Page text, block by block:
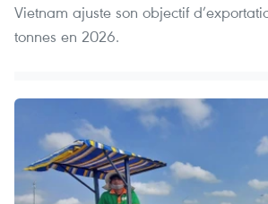
Vietnam ajuste son objectif
tonnes en 2026.